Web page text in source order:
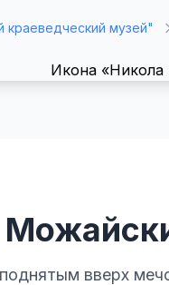
краеведческий музей"
вверх